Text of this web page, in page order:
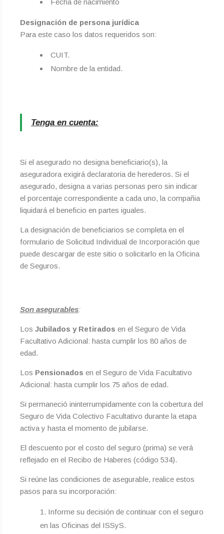
Fecha de nacimiento
Designación de persona jurídica
Para este caso los datos requeridos son:
CUIT.
Nombre de la entidad.
Tenga en cuenta:
Si el asegurado no designa beneficiario(s), la
aseguradora exigirá declaratoria de herederos. Si el
asegurado, designa a varias personas pero sin indicar
el porcentaje correspondiente a cada uno, la compañia
liquidará el beneficio en partes iguales.
La designación de beneficiarios se completa en el
formulario de Solicitud Individual de Incorporación que
puede descargar de este sitio o solicitarlo en la Oficina
de Seguros.
Son asegurables:
Los Jubilados y Retirados en el Seguro de Vida
Facultativo Adicional: hasta cumplir los 80 años de
edad.
Los Pensionados en el Seguro de Vida Facultativo
Adicional: hasta cumplir los 75 años de edad.
Si permaneció ininterrumpidamente con la cobertura del
Seguro de Vida Colectivo Facultativo durante la etapa
activa y hasta el momento de jubilarse.
El descuento por el costo del seguro (prima) se verá
reflejado en el Recibo de Haberes (código 534).
Si reúne las condiciones de asegurable, realice estos
pasos para su incorporación:
Informe su decisión de continuar con el seguro
en las Oficinas del ISSyS.